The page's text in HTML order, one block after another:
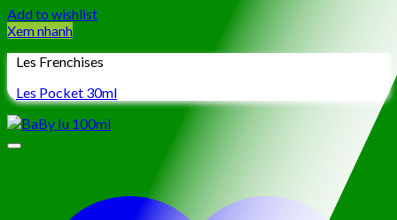
Add to wishlist
Xem nhanh
Les Frenchises
Les Pocket 30ml